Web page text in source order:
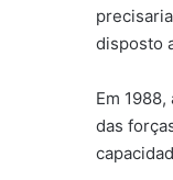
disposto
Em
das